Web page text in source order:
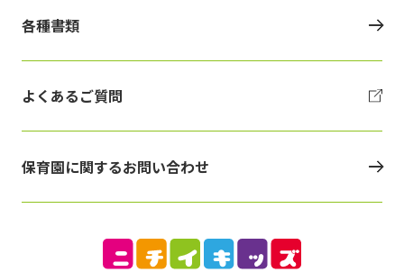
各種書類
よくあるご質問
保育園に関するお問い合わせ